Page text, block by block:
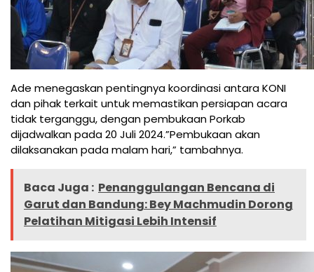
Ade menegaskan pentingnya koordinasi antara KONI
dan pihak terkait untuk memastikan persiapan acara
tidak terganggu, dengan pembukaan Porkab
dijadwalkan pada 20 Juli 2024.”Pembukaan akan
dilaksanakan pada malam hari,” tambahnya.
Baca Juga : Penanggulangan Bencana di
Garut dan Bandung: Bey Machmudin Dorong
Pelatihan Mitigasi Lebih Intensif